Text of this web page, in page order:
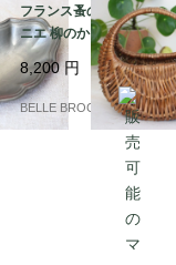
フランス蚤の市 ミニパ
ニエ 柳のかご / 飴色 ブ
ロカント｜フランス発
送（到着まで2-3週間）
8,200円
BELLE BROCANTE